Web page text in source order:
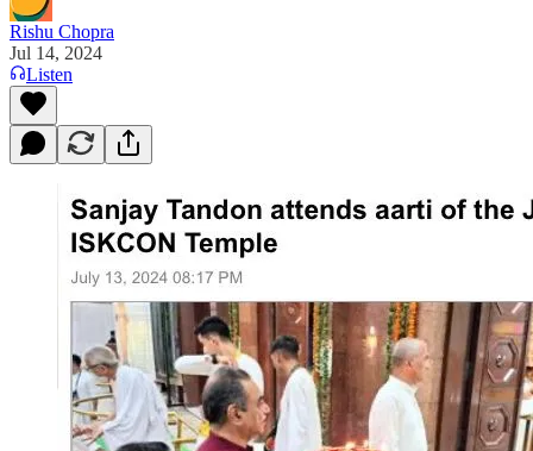
Rishu Chopra
Jul 14, 2024
Listen